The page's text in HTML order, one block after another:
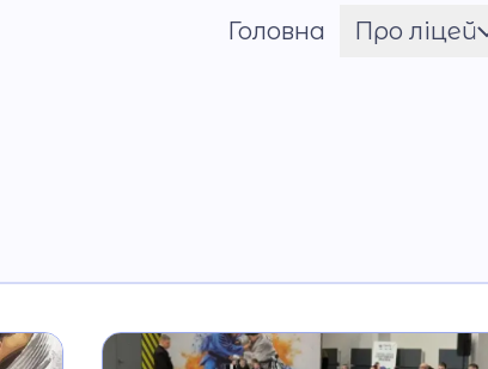
Головна
Про ліцей
Матеріально-